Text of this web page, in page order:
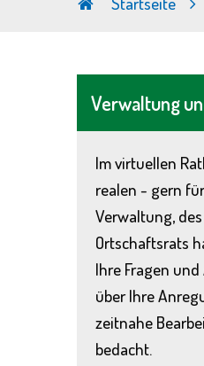
Verwaltung
Im virtuellen
realen - gern
Verwaltung,
Ortschaftsrats
Ihre Fragen
über Ihre
zeitnahe
bedacht.